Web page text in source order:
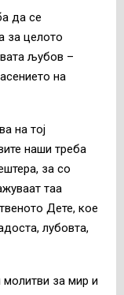
да се
за целото
љубов –
на
на тој
наши треба
за со
таа
Дете, кое
лубовта,
за мир и